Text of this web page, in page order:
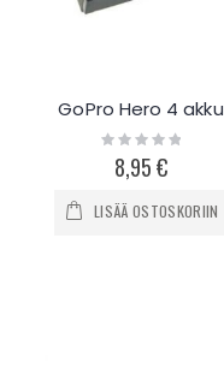
GoPro Hero 4 akku
Rating:
0%8,95 €
LISÄÄ OSTOSKORIIN